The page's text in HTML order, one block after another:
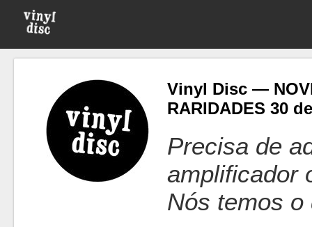
Vinyl Disc —
RARIDADES 30
Precisa de
amplificador
Nós temos o